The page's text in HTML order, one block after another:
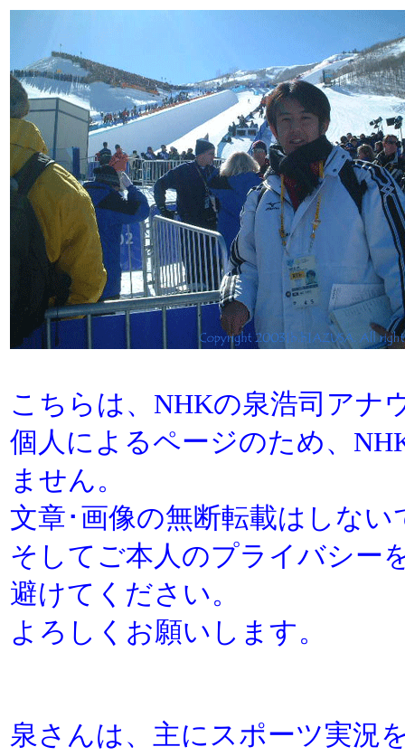
こちらは、NHKの泉浩司アナ
個人によるページのため、
ません。
文章･画像の無断転載はしな
そしてご本人のプライバシー
避けてください。
よろしくお願いします。
泉さんは、主にスポーツ実況